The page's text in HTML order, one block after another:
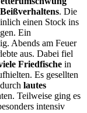
. Die
einen Stock ins
Ein
Abends am Feuer
aus. Dabei fiel
Friedfische in
Es gesellten
lautes
Teilweise ging es
intensiv